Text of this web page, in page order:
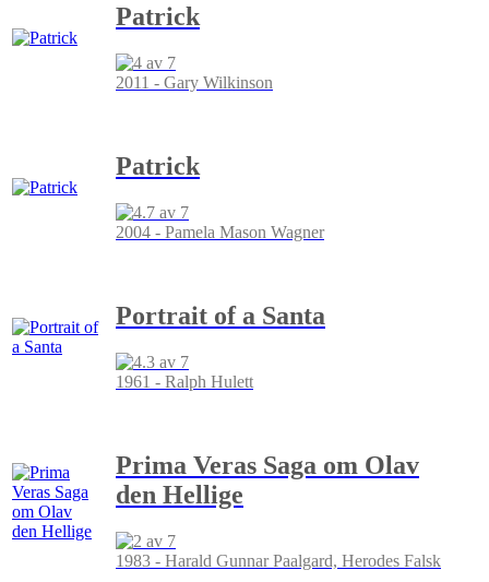
Patrick
2011 - Gary Wilkinson
Patrick
2004 - Pamela Mason Wagner
Portrait of a Santa
1961 - Ralph Hulett
Prima Veras Saga om Olav
den Hellige
1983 - Harald Gunnar Paalgard, Herodes Falsk